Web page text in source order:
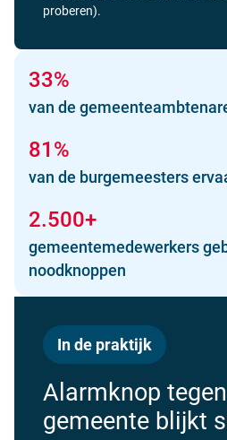
proberen).
33%
van de
81%
van de burgemeesters
2.500+
gemeentemedewerkers
noodknoppen
In de praktijk
Alarmknop
gemeente blijkt